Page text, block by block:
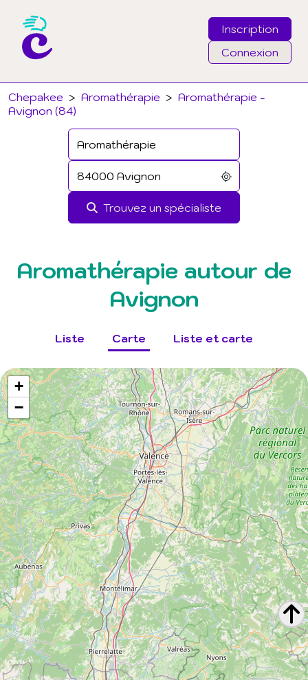
Inscription
Connexion
Chepakee > Aromathérapie > Aromathérapie -
Avignon (84)
Trouvez un spécialiste
Email
Mot de passe
J'ai oublié mon mot de passe
Connexion
Aromathérapie autour de
Avignon
Liste Carte Liste et carte
+
−